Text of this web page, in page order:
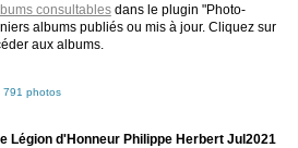
consultablesdans le plugin "Photo-
albums publiés ou mis à jour. Cliquez sur
aux albums.
791 photos
Légion d'Honneur Philippe Herbert Jul2021